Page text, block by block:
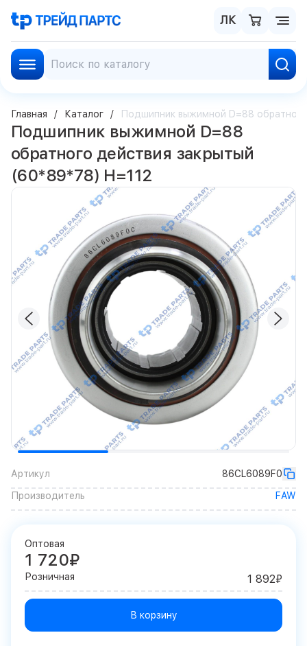
ЛК
Главная Каталог Подшипник выжимной D=88
Подшипник выжимной D=88
обратного действия закрытый
(60*89*78) H=112
Артикул
86CL6089F0
Производитель
FAW
Оптовая
1 720₽
Розничная 1 892₽
В корзину